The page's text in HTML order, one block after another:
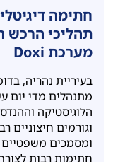
חתימה
תהליכי הרכש
מערכת Doxi
בעיריית נהריה,
מתנהלים מדי יום
הלוגיסטיקה
וגורמים חיצוניים
ומסמכים משפטיים
חתימות רבות